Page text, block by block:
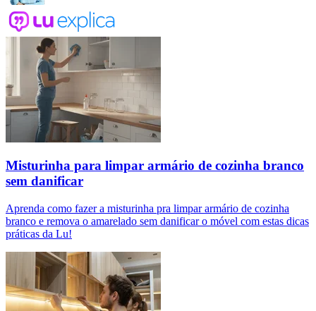
Misturinha para limpar armário de cozinha branco
sem danificar
Aprenda como fazer a misturinha pra limpar armário de cozinha
branco e remova o amarelado sem danificar o móvel com estas dicas
práticas da Lu!